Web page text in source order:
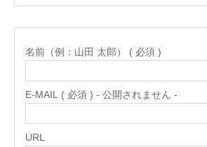
名前（例：山田 太郎） ( 必須 )
E-MAIL ( 必須 ) - 公開されません -
URL